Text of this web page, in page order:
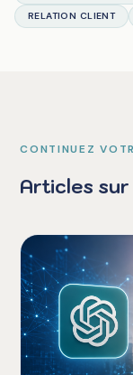
RELATION CLIENT
CONTINUEZ
Articles